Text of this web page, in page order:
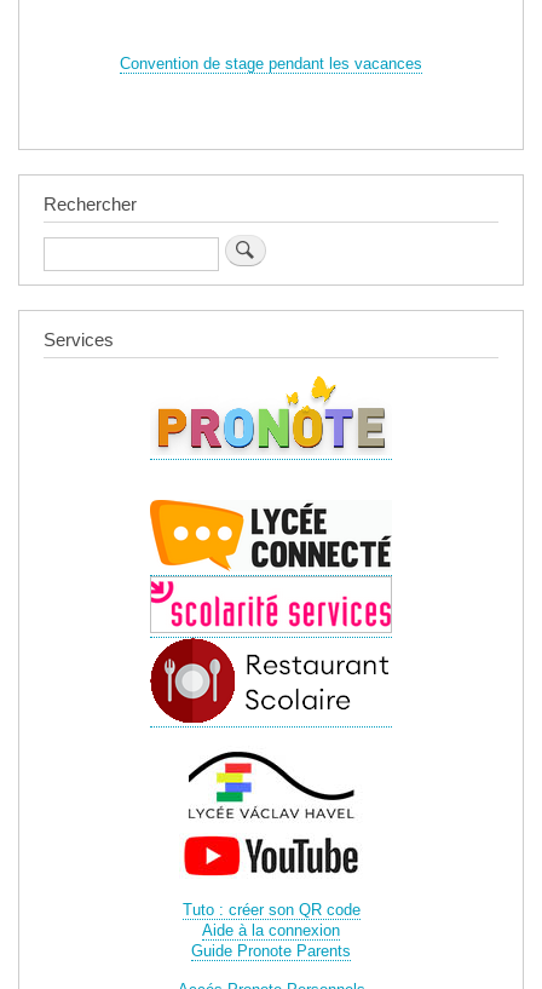
Convention de stage pendant les vacances
Rechercher
Services
Tuto : créer son QR code
Aide à la connexion
Guide Pronote Parents